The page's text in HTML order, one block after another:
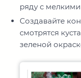
ряду с
Создавайте
смотрятся
зеленой